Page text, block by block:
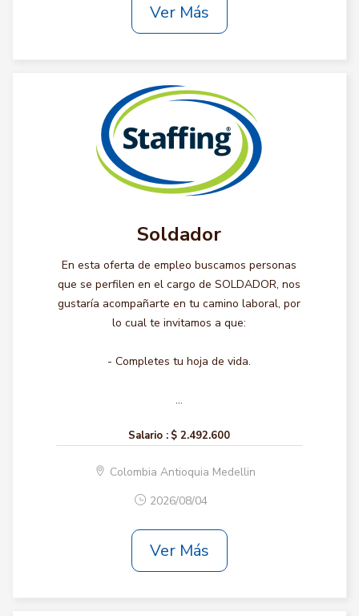
Ver Más
Soldador
En esta oferta de empleo buscamos personas
que se perfilen en el cargo de SOLDADOR, nos
gustaría acompañarte en tu camino laboral, por
lo cual te invitamos a que:
- Completes tu hoja de vida.
...
Salario : $ 2.492.600
Colombia Antioquia Medellin
2026/08/04
Ver Más